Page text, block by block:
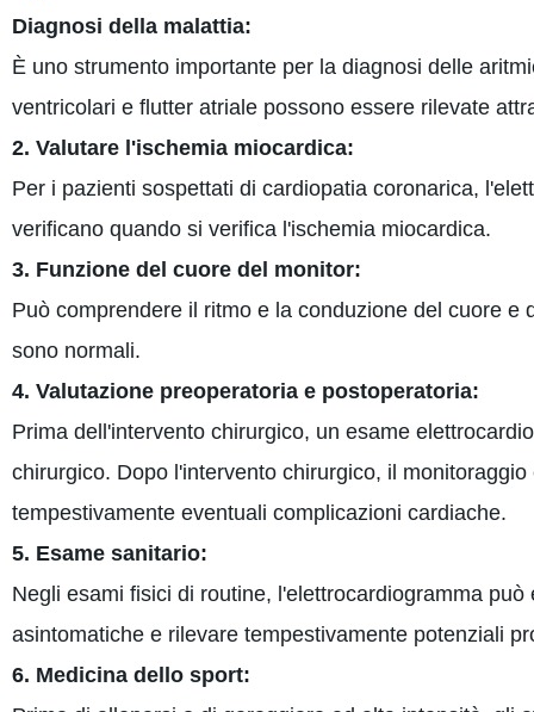
Diagnosi della malattia:
È uno strumento importante per la diagnosi delle
ventricolari e flutter atriale possono essere rilevate
2. Valutare l'ischemia miocardica:
Per i pazienti sospettati di cardiopatia coronarica,
verificano quando si verifica l'ischemia miocardica.
3. Funzione del cuore del monitor:
Può comprendere il ritmo e la conduzione del cuore
sono normali.
4. Valutazione preoperatoria e postoperatoria:
Prima dell'intervento chirurgico, un esame
chirurgico. Dopo l'intervento chirurgico, il
tempestivamente eventuali complicazioni cardiache.
5. Esame sanitario:
Negli esami fisici di routine, l'elettrocardiogramma
asintomatiche e rilevare tempestivamente potenziali
6. Medicina dello sport: